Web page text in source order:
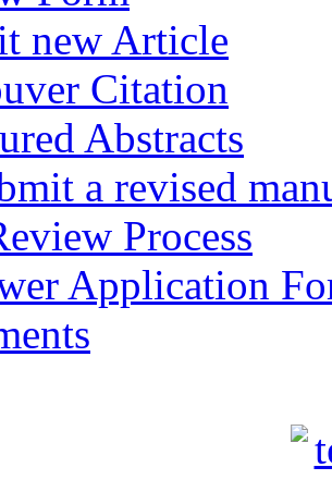
new Article
Citation
Abstracts
a revised
Process
Application